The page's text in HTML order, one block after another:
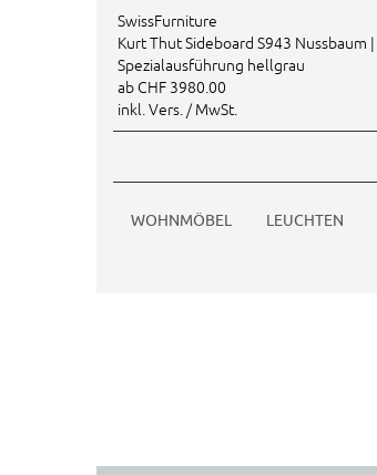
SwissFurniture
Kurt Thut Sideboard S943 Nussbaum |
Spezialausführung hellgrau
ab CHF 3980.00
inkl. Vers. / MwSt.
WOHNMÖBEL LEUCHTEN